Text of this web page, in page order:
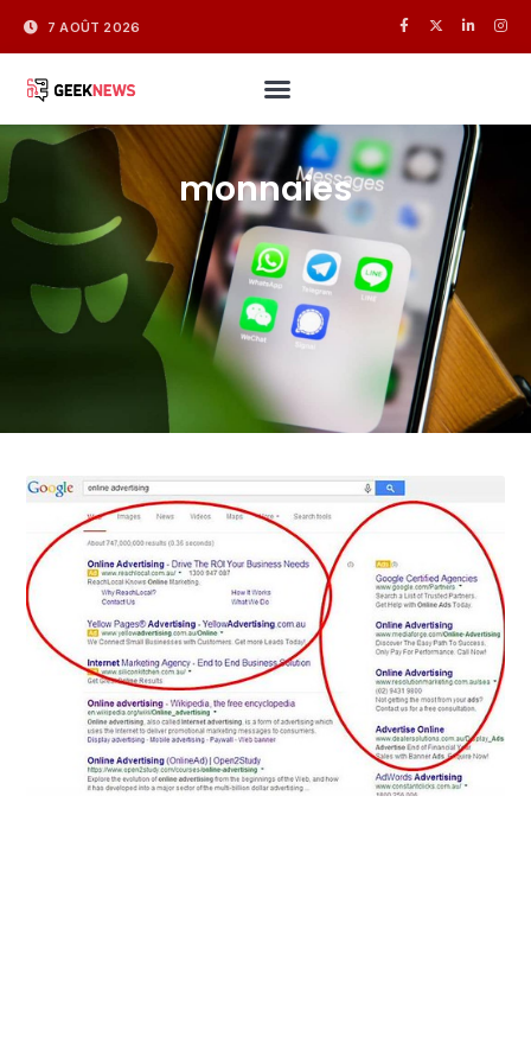
7 AOÛT 2026
monnaies